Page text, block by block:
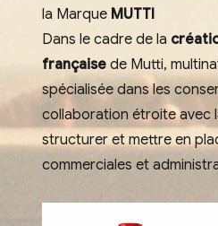
la Marque MUTTI
Dans le cadre de la
française de Mutti,
spécialisée dans les
collaboration étroite avec
structurer et mettre en
commerciales et